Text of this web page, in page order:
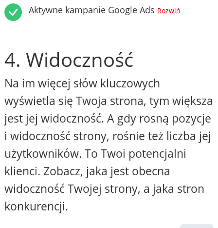
Aktywne kampanie Google Ads Rozwiń
4. Widoczność
Na im więcej słów kluczowych
wyświetla się Twoja strona, tym większa
jest jej widoczność. A gdy rosną pozycje
i widoczność strony, rośnie też liczba jej
użytkowników. To Twoi potencjalni
klienci. Zobacz, jaka jest obecna
widoczność Twojej strony, a jaka stron
konkurencji.